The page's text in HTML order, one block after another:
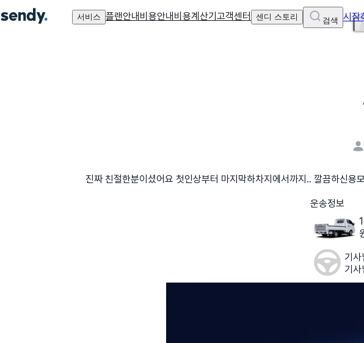
서비스 플랜안내비용안내비용계산기고객센터 센디 스토리 검색 시작
진짜 친절한분이셨어요 첫인상부터 마지막하차지에서까지.. 깔끔하신
운송정보
기
기